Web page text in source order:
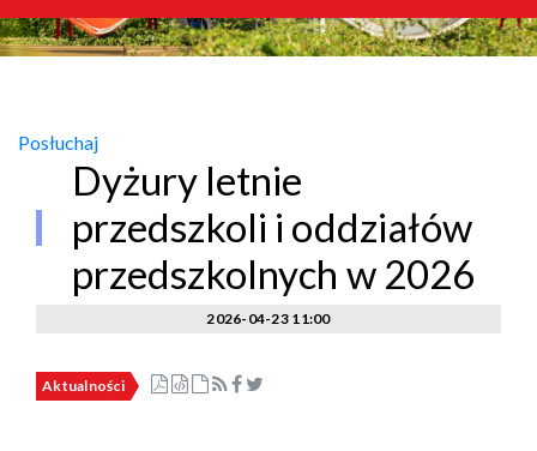
Posłuchaj
Dyżury letnie
przedszkoli i oddziałów
przedszkolnych w 2026
2026-04-23 11:00
Aktualności